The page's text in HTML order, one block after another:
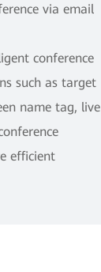
via email
conference
such as target
name tag, live
efficient